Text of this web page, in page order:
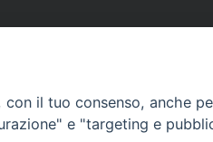
il tuo consenso, anche
e "targeting e